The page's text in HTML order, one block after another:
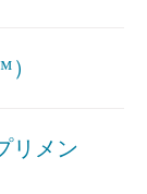
リメン